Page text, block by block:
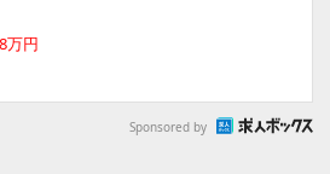
万円
Sponsored by